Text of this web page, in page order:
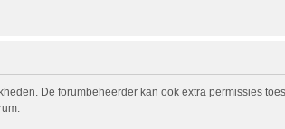
De forumbeheerder kan ook extra permissies